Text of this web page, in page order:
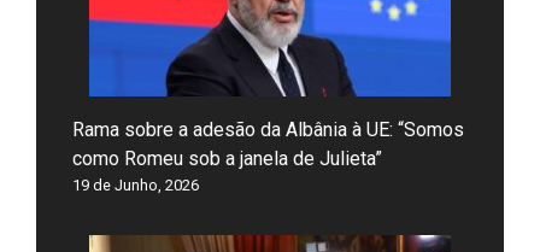
Rama sobre a adesão da Albânia à UE: “Somos
como Romeu sob a janela de Julieta”
19 de Junho, 2026